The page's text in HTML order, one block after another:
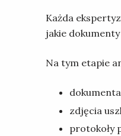
Każda
jakie
Na tym etapie
zdjęcia
protokoły